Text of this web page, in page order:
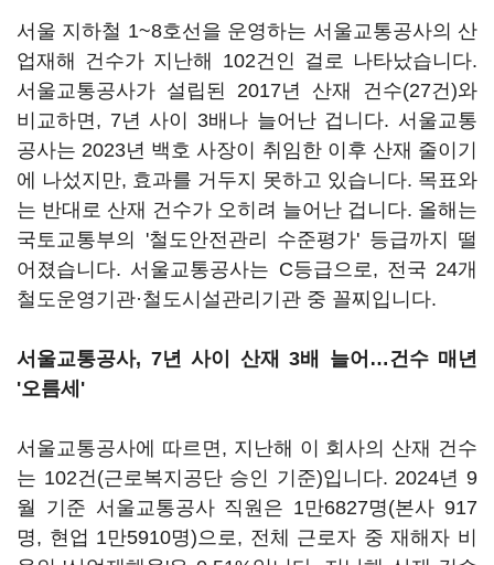
서울 지하철 1~8호선을 운영하는 서울교통공사의 산
업재해 건수가 지난해 102건인 걸로 나타났습니다.
서울교통공사가 설립된 2017년 산재 건수(27건)와
비교하면, 7년 사이 3배나 늘어난 겁니다. 서울교통
공사는 2023년 백호 사장이 취임한 이후 산재 줄이기
에 나섰지만, 효과를 거두지 못하고 있습니다. 목표와
는 반대로 산재 건수가 오히려 늘어난 겁니다. 올해는
국토교통부의 '철도안전관리 수준평가' 등급까지 떨
어졌습니다. 서울교통공사는 C등급으로, 전국 24개
철도운영기관·철도시설관리기관 중 꼴찌입니다.
서울교통공사, 7년 사이 산재 3배 늘어…건수 매년
'오름세'
서울교통공사에 따르면, 지난해 이 회사의 산재 건수
는 102건(근로복지공단 승인 기준)입니다. 2024년 9
월 기준 서울교통공사 직원은 1만6827명(본사 917
명, 현업 1만5910명)으로, 전체 근로자 중 재해자 비